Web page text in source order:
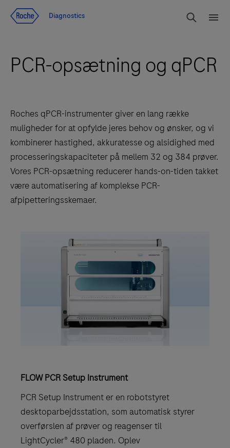
Diagnostics
PCR-opsætning og qPCR
Roches qPCR-instrumenter giver en lang række
muligheder for at opfylde jeres behov og ønsker, og vi
kombinerer hastighed, akkuratesse og alsidighed med
processeringskapaciteter på mellem 32 og 384 prøver.
Vores PCR-opsætning reducerer hands-on-tiden takket
være automatisering af komplekse PCR-
afpipetteringsskemaer.
FLOW PCR Setup Instrument
PCR Setup Instrument er en robotstyret
desktoparbejdsstation, som automatisk styrer
overførslen af prøver og reagenser til
LightCycler® 480 pladen. Oplev